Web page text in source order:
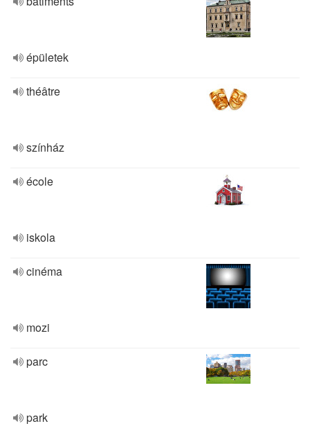
épületek
théâtre
színház
école
iskola
cinéma
mozi
parc
park